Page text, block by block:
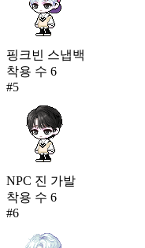
핑크빈 스냅백
착용 수 6
#5
NPC 진 가발
착용 수 6
#6